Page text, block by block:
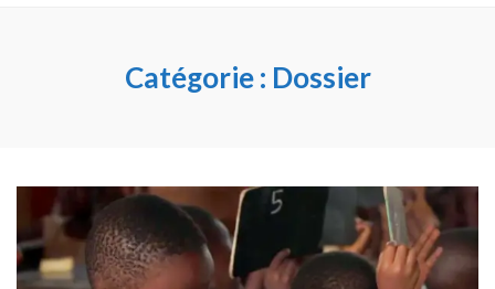
Catégorie : Dossier